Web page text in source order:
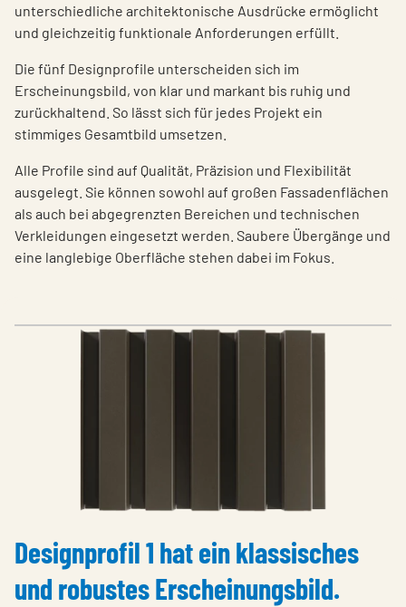
unterschiedliche architektonische Ausdrücke ermöglicht
und gleichzeitig funktionale Anforderungen erfüllt.
Die fünf Designprofile unterscheiden sich im
Erscheinungsbild, von klar und markant bis ruhig und
zurückhaltend. So lässt sich für jedes Projekt ein
stimmiges Gesamtbild umsetzen.
Alle Profile sind auf Qualität, Präzision und Flexibilität
ausgelegt. Sie können sowohl auf großen Fassadenflächen
als auch bei abgegrenzten Bereichen und technischen
Verkleidungen eingesetzt werden. Saubere Übergänge und
eine langlebige Oberfläche stehen dabei im Fokus.
Designprofil 1 hat ein klassisches
und robustes Erscheinungsbild.